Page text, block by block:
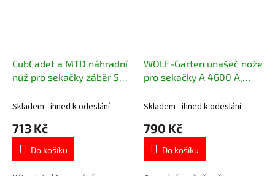
CubCadet a MTD náhradní
nůž pro sekačky záběr 53
Skladem - ihned k odeslání
713 Kč
Do košíku
WOLF-Garten unašeč nože
pro sekačky A 4600 A,
Skladem - ihned k odeslání
790 Kč
Do košíku